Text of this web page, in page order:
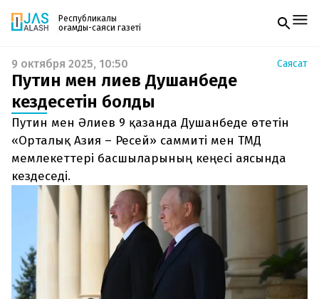
Республикалық
қоғамдық-саяси газеті
Жаңалықтар
Спорт
Live
Руханият
Аймақ
Архив
Заң және тәртіп
Редакциямен байланыс
+7 708 604 51 06
Жарнама бөлімі
+7 701 220 64 52
zhasalash100@gmail.com
Газетке жазылу
PDF форматтағы газетті ай сайын электронды
поштаңызға алып отырыңыз. Жаңа нөмір
шыққан сәтте сізге бірден жіберіледі. Тек email
енгізіңіз, біз қалғанын өзіміз жібереміз.
9 октября 2025, 10:50 Саясат
Путин мен Әлиев Душанбеде
кездесетін болды
Путин мен Әлиев 9 қазанда Душанбеде өтетін
«Орталық Азия – Ресей» саммиті мен ТМД
мемлекеттері басшыларының кеңесі аясында
кездеседі.